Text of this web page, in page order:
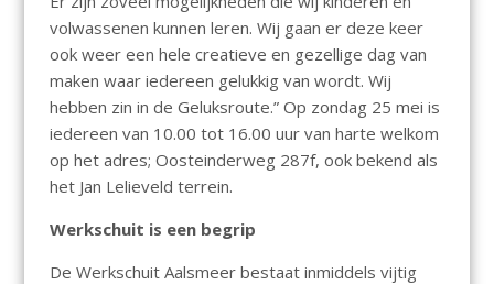
volwassenen kunnen leren. Wij gaan er deze keer
ook weer een hele creatieve en gezellige dag van
maken waar iedereen gelukkig van wordt. Wij
hebben zin in de Geluksroute.” Op zondag 25 mei is
iedereen van 10.00 tot 16.00 uur van harte welkom
op het adres; Oosteinderweg 287f, ook bekend als
het Jan Lelieveld terrein.
Werkschuit is een begrip
De Werkschuit Aalsmeer bestaat inmiddels vijtig